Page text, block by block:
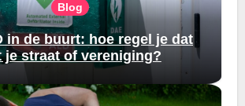
Blog
in de buurt: hoe regel je dat
je straat of vereniging?